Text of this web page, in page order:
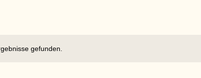
gefunden.